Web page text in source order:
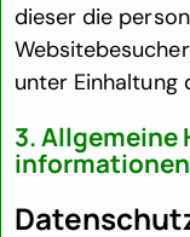
dieser die
unter Einhaltung
3.
informationen